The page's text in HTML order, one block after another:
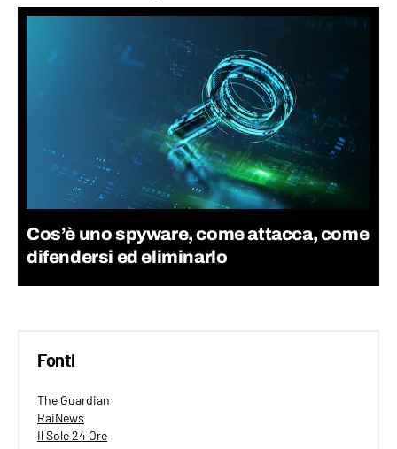
Cos’è uno spyware, come attacca, come
difendersi ed eliminarlo
Fonti
The Guardian
RaiNews
Il Sole 24 Ore